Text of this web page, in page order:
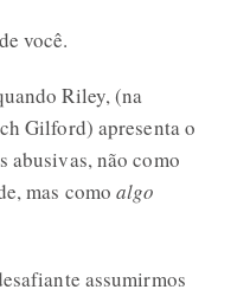
você.
Riley, (na
Gilford) apresenta o
abusivas, não como
mas comoalgo
assumirmos